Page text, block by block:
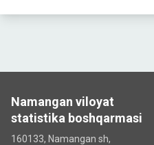
Namangan viloyat
statistika boshqarmasi
160133, Namangan sh,